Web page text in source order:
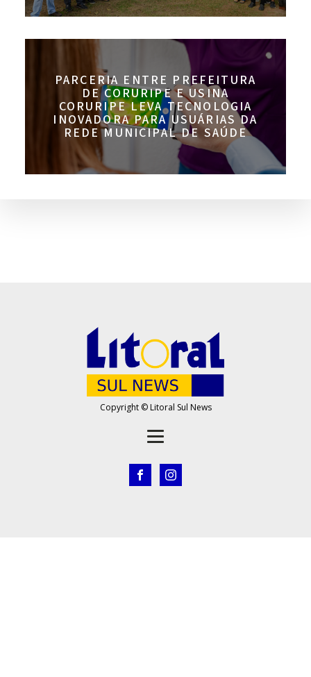
PARCERIA ENTRE PREFEITURA
DE CORURIPE E USINA
CORURIPE LEVA TECNOLOGIA
INOVADORA PARA USUÁRIAS DA
REDE MUNICIPAL DE SAÚDE
Copyright © Litoral Sul News